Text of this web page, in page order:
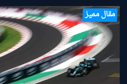
مقال مميز